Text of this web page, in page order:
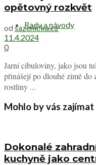
Rady a návody
opětovný rozkvět
od sazenicka.cz
11.4.2024
0
Jarní cibuloviny, jako jsou
přinášejí po dlouhé zimě
rostliny ...
Mohlo by vás zajímat
Dokonalé
kuchyně jako